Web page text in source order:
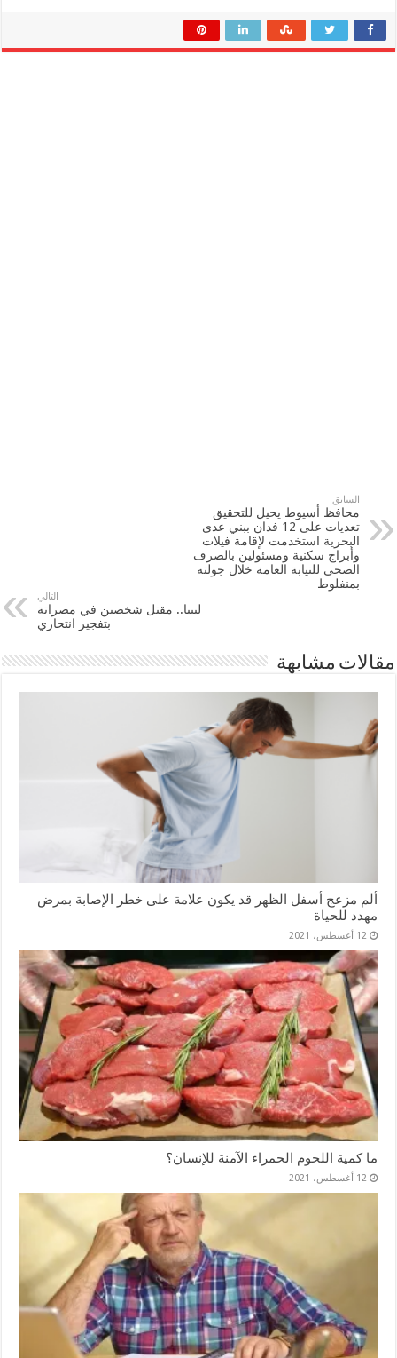
السابق
محافظ أسيوط يحيل للتحقيق
تعديات على 12 فدان ببني عدى
البحرية استخدمت لإقامة فيلات
وأبراج سكنية ومسئولين بالصرف
الصحي للنيابة العامة خلال جولته
بمنفلوط
التالي
ليبيا.. مقتل شخصين في مصراتة
بتفجير انتحاري
مقالات مشابهة
ألم مزعج أسفل الظهر قد يكون علامة على خطر الإصابة بمرض
مهدد للحياة
12 أغسطس، 2021
ما كمية اللحوم الحمراء الآمنة للإنسان؟
12 أغسطس، 2021